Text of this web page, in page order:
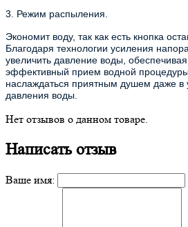
3. Режим распыления.
Экономит воду, так как есть кнопка
Благодаря технологии усиления
увеличить давление воды,
эффективный прием водной
наслаждаться приятным душем даже в
давления воды.
Нет отзывов о данном товаре.
Написать отзыв
Ваше имя: